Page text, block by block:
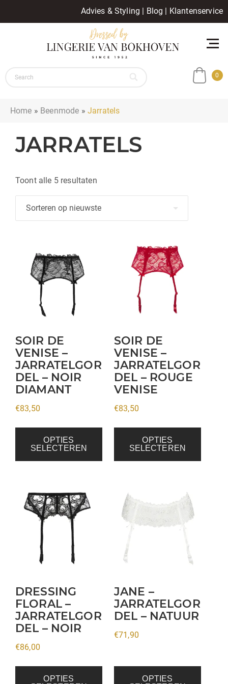
Advies & Styling | Blog | Klantenservice
0
Home » Beenmode » Jarratels
JARRATELS
Toont alle 5 resultatenGesorteerd
op
nieuwste
SOIR DE
VENISE –
JARRATELGOR
DEL – NOIR
DIAMANT
€83,50
OPTIES
SELECTEREN
product
heeft
meerdere
variaties.
kan
gekozen
worden
op
de
productpagina
SOIR DE
VENISE –
JARRATELGOR
DEL – ROUGE
VENISE
€83,50
OPTIES
SELECTEREN
product
heeft
meerdere
variaties.
kan
gekozen
worden
op
de
productpagina
DRESSING
FLORAL –
JARRATELGOR
DEL – NOIR
€86,00
OPTIES
product
meerdere
variaties.
kan
gekozen
worden
op
de
JANE –
JARRATELGOR
DEL – NATUUR
€71,90
OPTIES
product
heeft
variaties.
Deze
kan
gekozen
worden